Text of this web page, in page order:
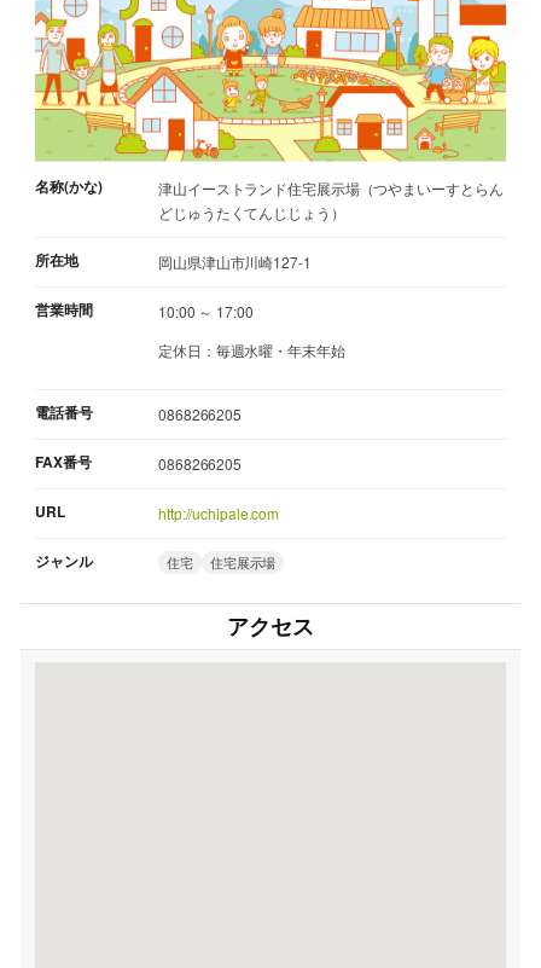
名称(かな)
津山イーストランド住宅展示場（つやまいーすとらん
どじゅうたくてんじじょう）
所在地 岡山県津山市川崎127-1
営業時間
10:00 ～ 17:00
定休日：毎週水曜・年末年始
電話番号 0868266205
FAX番号 0868266205
URL http://uchipale.com
ジャンル 住宅 住宅展示場
アクセス